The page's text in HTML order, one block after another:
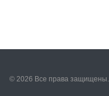
© 2026 Все права защищены.